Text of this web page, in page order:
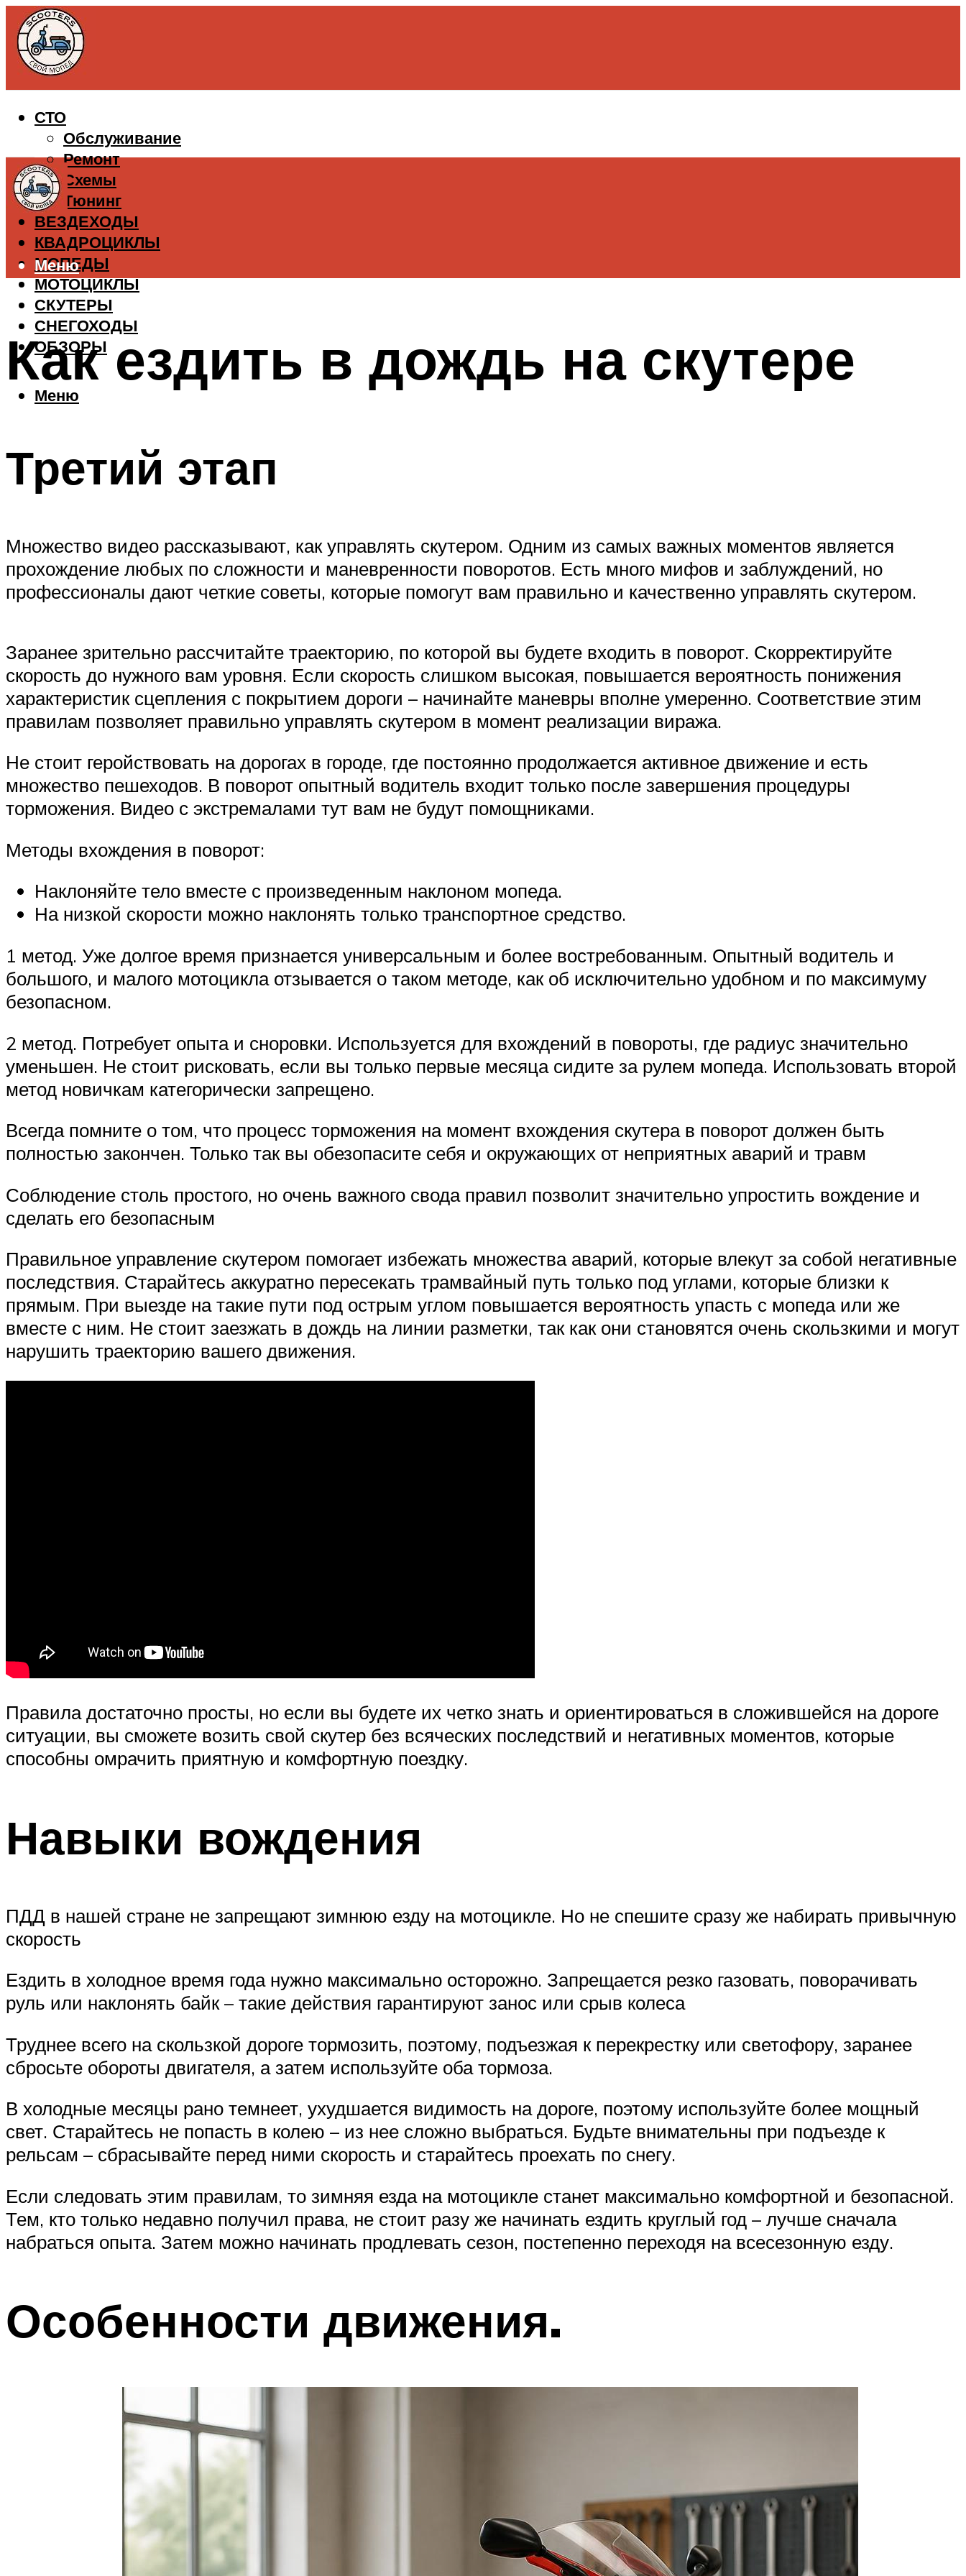
СТО
Обслуживание
Ремонт
Схемы
Тюнинг
ВЕЗДЕХОДЫ
КВАДРОЦИКЛЫ
МОПЕДЫ
МОТОЦИКЛЫ
СКУТЕРЫ
СНЕГОХОДЫ
ОБЗОРЫ
Меню
Меню
Как ездить в дождь на скутере
Третий этап
Множество видео рассказывают, как управлять скутером. Одним из самых важных моментов является
прохождение любых по сложности и маневренности поворотов. Есть много мифов и заблуждений, но
профессионалы дают четкие советы, которые помогут вам правильно и качественно управлять скутером.
Заранее зрительно рассчитайте траекторию, по которой вы будете входить в поворот. Скорректируйте
скорость до нужного вам уровня. Если скорость слишком высокая, повышается вероятность понижения
характеристик сцепления с покрытием дороги – начинайте маневры вполне умеренно. Соответствие этим
правилам позволяет правильно управлять скутером в момент реализации виража.
Не стоит геройствовать на дорогах в городе, где постоянно продолжается активное движение и есть
множество пешеходов. В поворот опытный водитель входит только после завершения процедуры
торможения. Видео с экстремалами тут вам не будут помощниками.
Методы вхождения в поворот:
Наклоняйте тело вместе с произведенным наклоном мопеда.
На низкой скорости можно наклонять только транспортное средство.
1 метод. Уже долгое время признается универсальным и более востребованным. Опытный водитель и
большого, и малого мотоцикла отзывается о таком методе, как об исключительно удобном и по максимуму
безопасном.
2 метод. Потребует опыта и сноровки. Используется для вхождений в повороты, где радиус значительно
уменьшен. Не стоит рисковать, если вы только первые месяца сидите за рулем мопеда. Использовать второй
метод новичкам категорически запрещено.
Всегда помните о том, что процесс торможения на момент вхождения скутера в поворот должен быть
полностью закончен. Только так вы обезопасите себя и окружающих от неприятных аварий и травм
Соблюдение столь простого, но очень важного свода правил позволит значительно упростить вождение и
сделать его безопасным
Правильное управление скутером помогает избежать множества аварий, которые влекут за собой негативные
последствия. Старайтесь аккуратно пересекать трамвайный путь только под углами, которые близки к
прямым. При выезде на такие пути под острым углом повышается вероятность упасть с мопеда или же
вместе с ним. Не стоит заезжать в дождь на линии разметки, так как они становятся очень скользкими и могут
нарушить траекторию вашего движения.
Правила достаточно просты, но если вы будете их четко знать и ориентироваться в сложившейся на дороге
ситуации, вы сможете возить свой скутер без всяческих последствий и негативных моментов, которые
способны омрачить приятную и комфортную поездку.
Навыки вождения
ПДД в нашей стране не запрещают зимнюю езду на мотоцикле. Но не спешите сразу же набирать привычную
скорость
Ездить в холодное время года нужно максимально осторожно. Запрещается резко газовать, поворачивать
руль или наклонять байк – такие действия гарантируют занос или срыв колеса
Труднее всего на скользкой дороге тормозить, поэтому, подъезжая к перекрестку или светофору, заранее
сбросьте обороты двигателя, а затем используйте оба тормоза.
В холодные месяцы рано темнеет, ухудшается видимость на дороге, поэтому используйте более мощный
свет. Старайтесь не попасть в колею – из нее сложно выбраться. Будьте внимательны при подъезде к
рельсам – сбрасывайте перед ними скорость и старайтесь проехать по снегу.
Если следовать этим правилам, то зимняя езда на мотоцикле станет максимально комфортной и безопасной.
Тем, кто только недавно получил права, не стоит разу же начинать ездить круглый год – лучше сначала
набраться опыта. Затем можно начинать продлевать сезон, постепенно переходя на всесезонную езду.
Особенности движения.